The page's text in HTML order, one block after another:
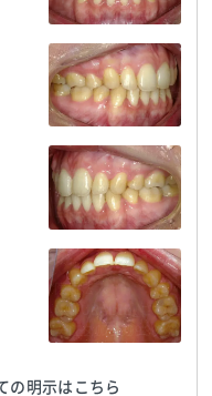
デンタルクリニック
TEL:0729998888
医療法人
NATURALEE_さわだ
デンタルクリニック
TEL:0729998888
医療法人
NATURALEE_さわだ
デンタルクリニック
TEL:0729998888
医療法人
NATURALEE_さわだ
デンタルクリニック
TEL:0729998888
の明示はこちら